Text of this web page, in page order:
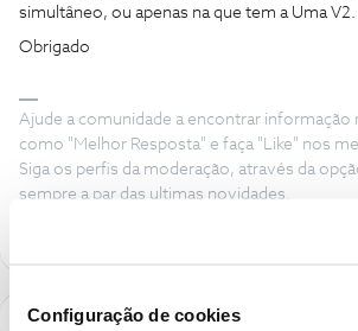
Configuração de cookies
simultâneo, ou apenas na que tem a Uma V2.
Obrigado
Ajude a comunidade a encontrar informação
como "Melhor Resposta" e faça "Like" nos
Siga os perfis da moderação, através da
sempre a par das ultimas novidades.